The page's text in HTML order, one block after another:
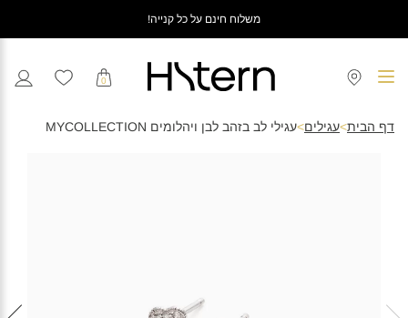
משלוח חינם על כל קנייה!
0
דף הבית>עגילים>עגילי לב בזהב לבן ויהלומים MYCOLLECTION